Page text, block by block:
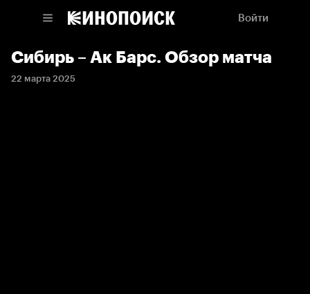
Войти
Сибирь – Ак Барс. Обзор матча
22 марта 2025